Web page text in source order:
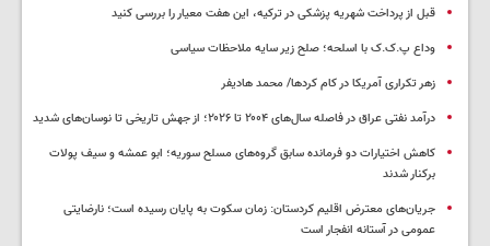
قبل از پرداخت شهریه پزشکی در ترکیه، این هفت معیار را بررسی کنید
وداع پ.ک.ک با اسلحه؛ صلح زیر سایه ملاحظات سیاسی
زهر تکراری آمریکا در کام کردها/ محمد هادیفر
درآمد نفتی عراق در فاصله سال‌های ۲۰۰۴ تا ۲۰۲۶؛ از جهش تاریخی تا نوسان‌های شدید
کاهش اختیارات دو فرمانده سابق گروه‌های مسلح سوریه؛ ابو عمشه و سیف پولات
برکنار شدند
جریان‌های معترض اقلیم کردستان: زمان سکوت به پایان رسیده است؛ نارضایتی
عمومی در آستانه انفجار است